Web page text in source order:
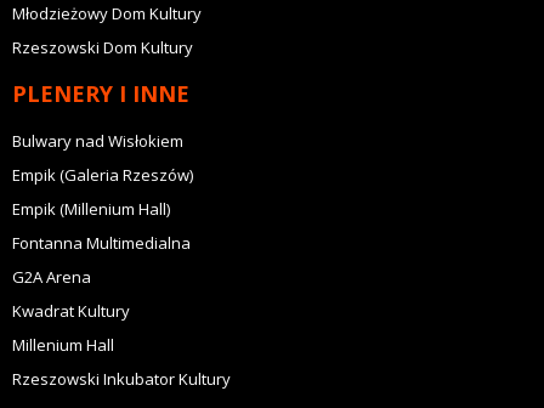
Młodzieżowy Dom Kultury
Rzeszowski Dom Kultury
PLENERY I INNE
Bulwary nad Wisłokiem
Empik (Galeria Rzeszów)
Empik (Millenium Hall)
Fontanna Multimedialna
G2A Arena
Kwadrat Kultury
Millenium Hall
Rzeszowski Inkubator Kultury